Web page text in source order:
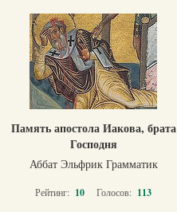
Память апостола Иакова, брата
Господня
Аббат Эльфрик Грамматик
Рейтинг: 10 Голосов: 113